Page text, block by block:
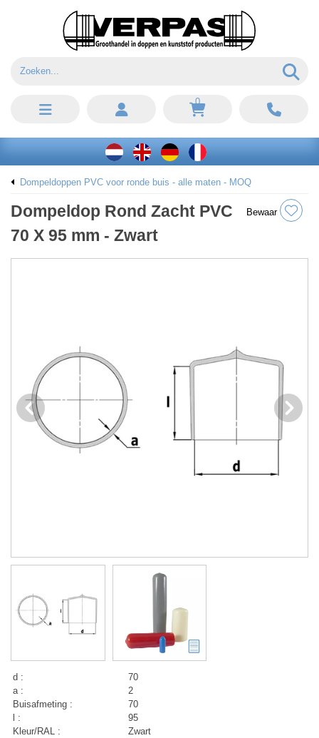
0
Dompeldoppen PVC voor ronde buis - alle maten - MOQ
Dompeldop Rond Zacht PVC
70 X 95 mm - Zwart
Bewaar
d :
70
a :
2
Buisafmeting :
70
l :
95
Kleur/RAL :
Zwart